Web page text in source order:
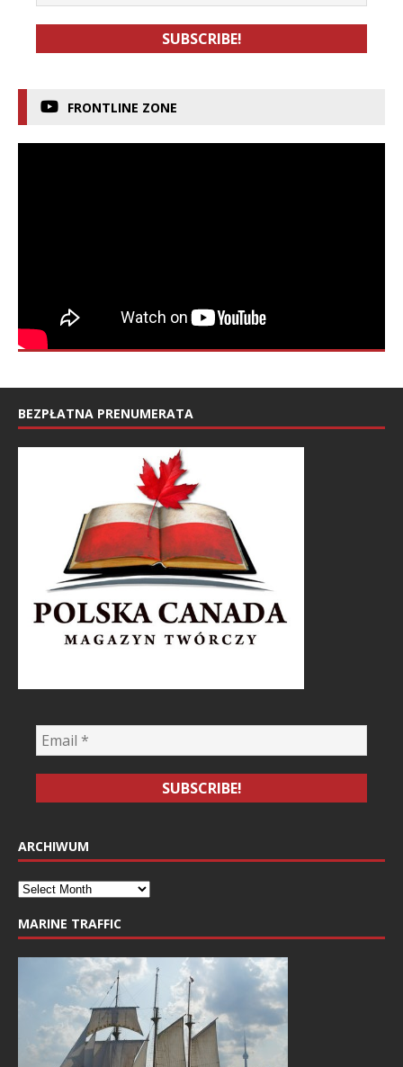
FRONTLINE ZONE
BEZPŁATNA PRENUMERATA
ARCHIWUM
MARINE TRAFFIC